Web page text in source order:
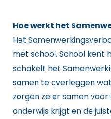
Hoe werkt het
Het
met school. School kent
schakelt het
samen te overleggen wat
zorgen ze er samen
onderwijs krijgt en de